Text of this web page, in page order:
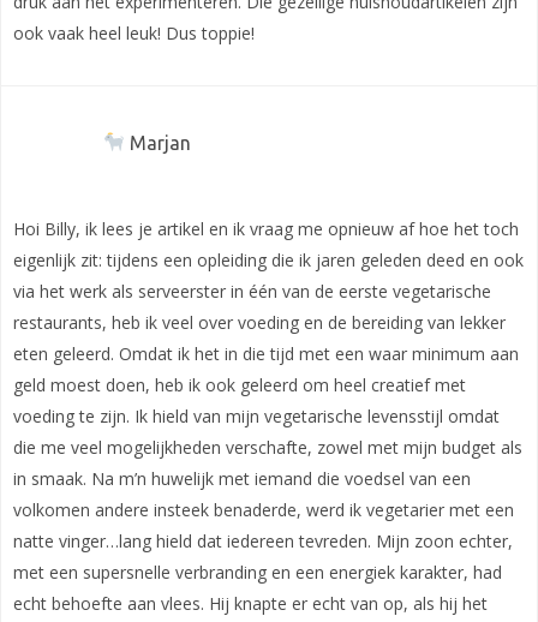
ook vaak heel leuk! Dus toppie!
Marjan
Hoi Billy, ik lees je artikel en ik vraag me opnieuw af hoe het toch
eigenlijk zit: tijdens een opleiding die ik jaren geleden deed en ook
via het werk als serveerster in één van de eerste vegetarische
restaurants, heb ik veel over voeding en de bereiding van lekker
eten geleerd. Omdat ik het in die tijd met een waar minimum aan
geld moest doen, heb ik ook geleerd om heel creatief met
voeding te zijn. Ik hield van mijn vegetarische levensstijl omdat
die me veel mogelijkheden verschafte, zowel met mijn budget als
in smaak. Na m’n huwelijk met iemand die voedsel van een
volkomen andere insteek benaderde, werd ik vegetarier met een
natte vinger…lang hield dat iedereen tevreden. Mijn zoon echter,
met een supersnelle verbranding en een energiek karakter, had
echt behoefte aan vlees. Hij knapte er echt van op, als hij het